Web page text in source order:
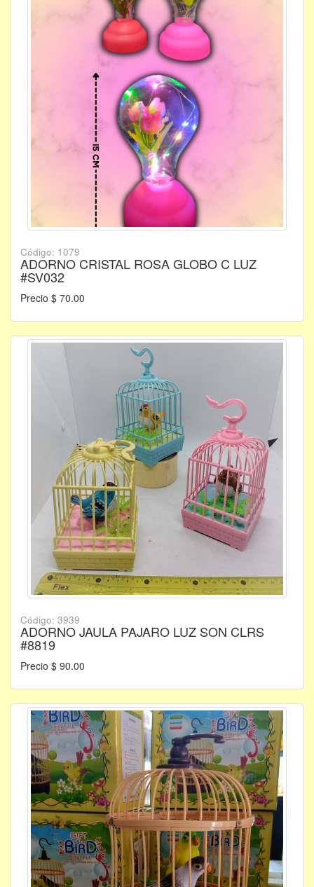
Código: 1079
ADORNO CRISTAL ROSA GLOBO C LUZ
#SV032
Precio $ 70.00
Código: 3939
ADORNO JAULA PAJARO LUZ SON CLRS
#8819
Precio $ 90.00